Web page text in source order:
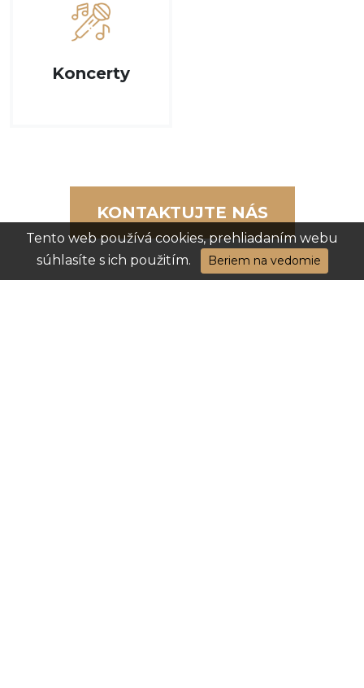
Tento web používá cookies, prehliadaním webu
súhlasíte s ich použitím.
Beriem na vedomie
Koncerty
KONTAKTUJTE NÁS